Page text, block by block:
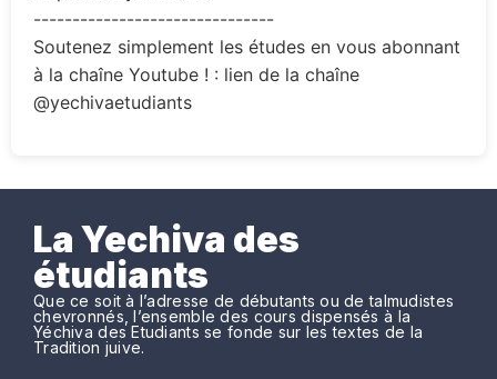
-------------------------------
Soutenez simplement les études en vous abonnant
à la chaîne Youtube ! : lien de la chaîne
@yechivaetudiants ​
La Yechiva des
étudiants
Que ce soit à l’adresse de débutants ou de talmudistes
chevronnés, l’ensemble des cours dispensés à la
Yéchiva des Etudiants se fonde sur les textes de la
Tradition juive.